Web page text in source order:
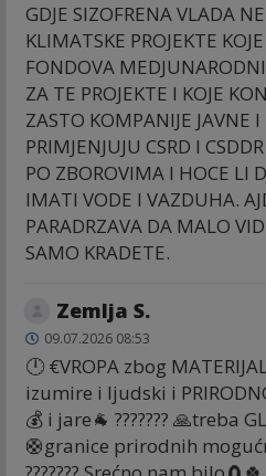
GDJE SIZOFRENA VLADA
KLIMATSKE PROJEKTE
FONDOVA
ZA TE PROJEKTE I KOJE
ZASTO KOMPANIJE JAVNE
PRIMJENJUJU CSRD I
PO ZBOROVIMA I HOCE LI
IMATI VODE I VAZDUHA.
PARADRZAVA DA MALO
SAMO KRADETE.
Zemlja S.
09.07.2026 08:53
🕛 €VROPA zbog
izumire i ljudski i
💰 i jare🐐 ??????? 🙏treba
🛟granice prirodnih